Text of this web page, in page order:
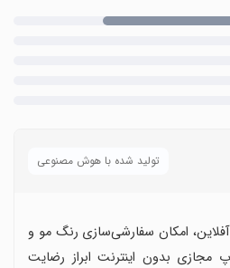
تولید شده با هوش مصنوعی
آفلاین، امکان سفارشی‌سازی رنگ مو و
مجازی بدون اینترنت ابراز رضایت